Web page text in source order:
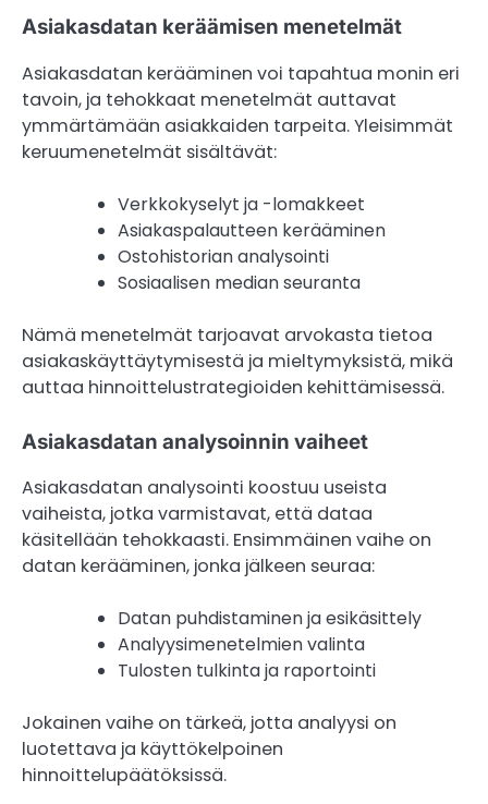
Asiakasdatan keräämisen menetelmät
Asiakasdatan kerääminen voi tapahtua monin eri
tavoin, ja tehokkaat menetelmät auttavat
ymmärtämään asiakkaiden tarpeita. Yleisimmät
keruumenetelmät sisältävät:
Verkkokyselyt ja -lomakkeet
Asiakaspalautteen kerääminen
Ostohistorian analysointi
Sosiaalisen median seuranta
Nämä menetelmät tarjoavat arvokasta tietoa
asiakaskäyttäytymisestä ja mieltymyksistä, mikä
auttaa hinnoittelustrategioiden kehittämisessä.
Asiakasdatan analysoinnin vaiheet
Asiakasdatan analysointi koostuu useista
vaiheista, jotka varmistavat, että dataa
käsitellään tehokkaasti. Ensimmäinen vaihe on
datan kerääminen, jonka jälkeen seuraa:
Datan puhdistaminen ja esikäsittely
Analyysimenetelmien valinta
Tulosten tulkinta ja raportointi
Jokainen vaihe on tärkeä, jotta analyysi on
luotettava ja käyttökelpoinen
hinnoittelupäätöksissä.